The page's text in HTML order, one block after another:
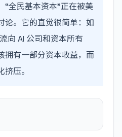
“全民基本资本”正在被美
论。它的直觉很简单：如
向 AI 公司和资本所有
拥有一部分资本收益，而
压。